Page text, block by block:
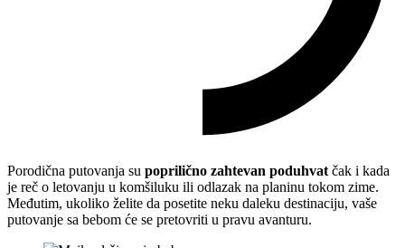
Porodična putovanja su poprilično zahtevan poduhvat čak i kada
je reč o letovanju u komšiluku ili odlazak na planinu tokom zime.
Međutim, ukoliko želite da posetite neku daleku destinaciju, vaše
putovanje sa bebom će se pretovriti u pravu avanturu.